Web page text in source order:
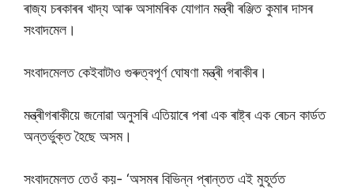
ৰাজ্য চৰকাৰৰ খাদ্য আৰু অসামৰিক যোগান মন্ত্ৰী ৰঞ্জিত কুমাৰ দাসৰ
সংবাদমেল।
সংবাদমেলত কেইবাটাও গুৰুত্বপূৰ্ণ ঘোষণা মন্ত্ৰী গৰাকীৰ।
মন্ত্ৰীগৰাকীয়ে জনোৱা অনুসৰি এতিয়াৰে পৰা এক ৰাষ্ট্ৰ এক ৰেচন কাৰ্ডত
অন্তৰ্ভুক্ত হৈছে অসম।
সংবাদমেলত তেওঁ কয়- ‘অসমৰ বিভিন্ন প্ৰান্তত এই মুহূৰ্তত